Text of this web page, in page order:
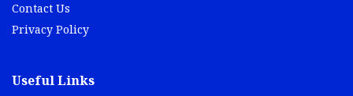
Contact Us
Privacy Policy
Useful Links